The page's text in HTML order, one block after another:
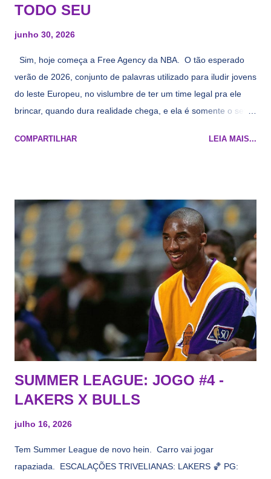
TODO SEU
junho 30, 2026
Sim, hoje começa a Free Agency da NBA. O tão esperado
verão de 2026, conjunto de palavras utilizado para iludir jovens
do leste Europeu, no vislumbre de ter um time legal pra ele
brincar, quando dura realidade chega, e ela é somente o seu
cara de decrépito, mas que aparentemente ainda é jovem.
vezes a gente esquece mesmo. Então, como diria o Marcelo
Tas no Telecurso 2000 , É HORA DA REVISÃO! Ah, e quase
todos esses nomes foram linkados ao Lakers. Se de fato há o
interesse, não importa, o nosso compromisso é sempre com a
informação, a veracidade vem depois. E do Lakers hein? Até
agora nada de Ruim Hachaomuro (dizem que Nets tem
interesse) e LeBrão James - esse sendo assediado pelo
Draymond Green enquanto chora pro Cavs contrat...
COMPARTILHAR LEIA MAIS...
SUMMER LEAGUE: JOGO #4 -
LAKERS X BULLS
julho 16, 2026
Tem Summer League de novo hein. Carro vai jogar
rapaziada. ESCALAÇÕES TRIVELIANAS: LAKERS 🏀 PG: